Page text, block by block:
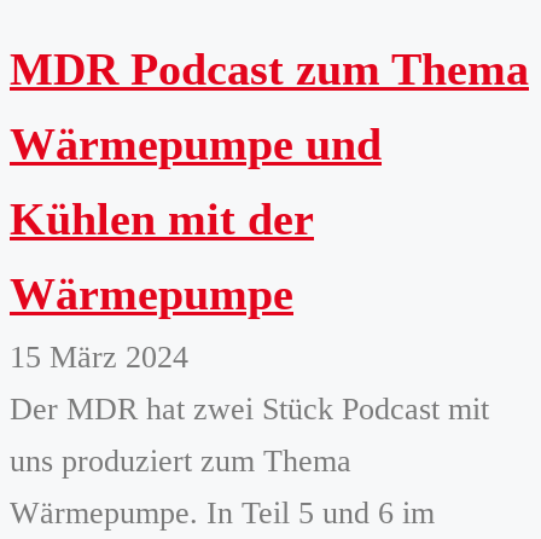
MDR Podcast zum Thema
Wärmepumpe und
Kühlen mit der
Wärmepumpe
15 März 2024
Der MDR hat zwei Stück Podcast mit
uns produziert zum Thema
Wärmepumpe. In Teil 5 und 6 im